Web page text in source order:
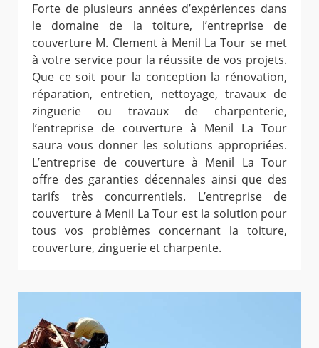
Forte de plusieurs années d’expériences dans
le domaine de la toiture, l’entreprise de
couverture M. Clement à Menil La Tour se met
à votre service pour la réussite de vos projets.
Que ce soit pour la conception la rénovation,
réparation, entretien, nettoyage, travaux de
zinguerie ou travaux de charpenterie,
l’entreprise de couverture à Menil La Tour
saura vous donner les solutions appropriées.
L’entreprise de couverture à Menil La Tour
offre des garanties décennales ainsi que des
tarifs très concurrentiels. L’entreprise de
couverture à Menil La Tour est la solution pour
tous vos problèmes concernant la toiture,
couverture, zinguerie et charpente.